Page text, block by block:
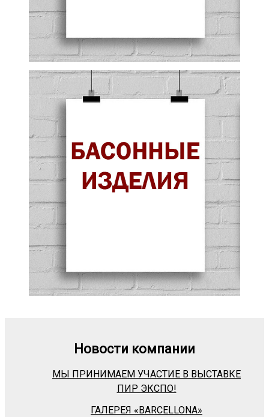
Новости компании
МЫ ПРИНИМАЕМ УЧАСТИЕ В ВЫСТАВКЕ
ПИР ЭКСПО!
ГАЛЕРЕЯ «BARСELLONA»